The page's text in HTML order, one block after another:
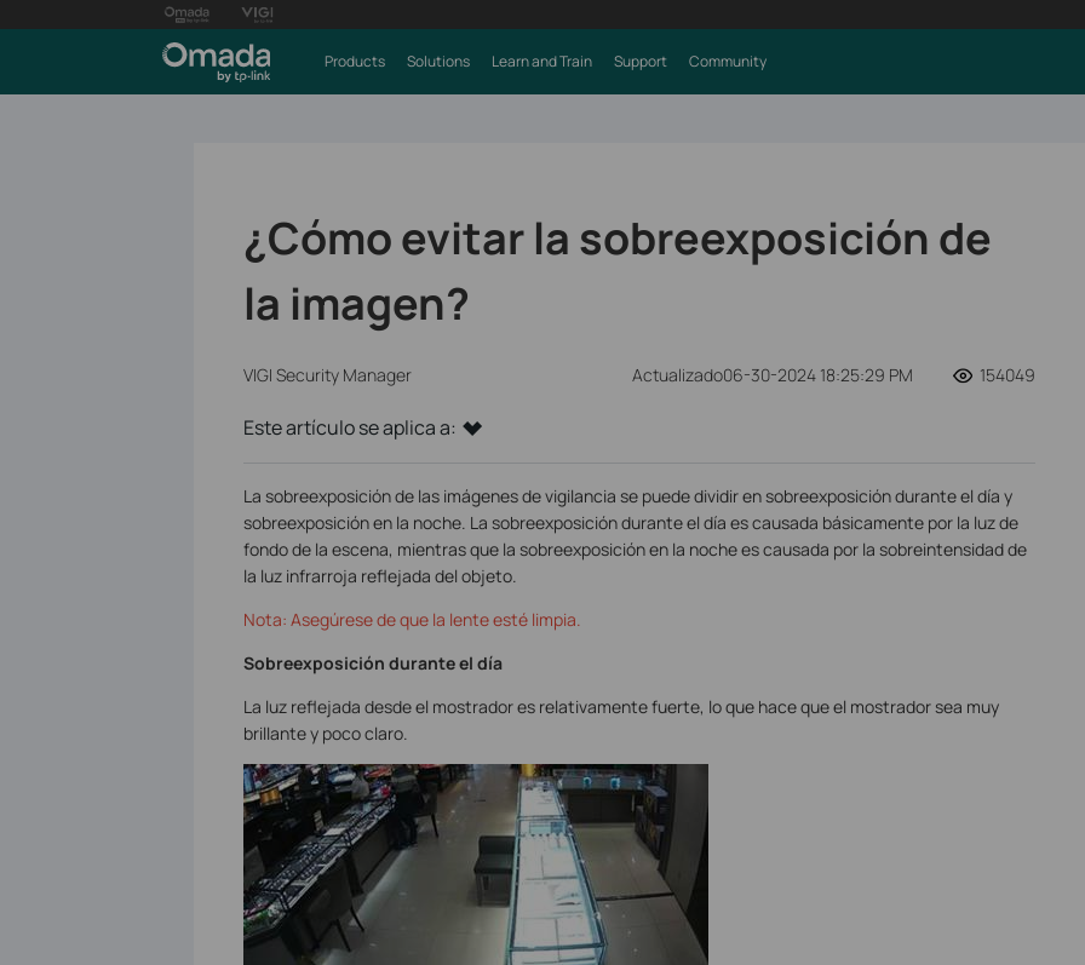
Products Solutions Learn and Train Support Community
¿Cómo evitar la sobreexposición de
la imagen?
VIGI Security Manager Actualizado06-30-2024 18:25:29 PM 154049
Este artículo se aplica a:
La sobreexposición de las imágenes de vigilancia se puede dividir en sobreexposición durante el día y
sobreexposición en la noche. La sobreexposición durante el día es causada básicamente por la luz de
fondo de la escena, mientras que la sobreexposición en la noche es causada por la sobreintensidad de
la luz infrarroja reflejada del objeto.
Nota: Asegúrese de que la lente esté limpia.
Sobreexposición durante el día
La luz reflejada desde el mostrador es relativamente fuerte, lo que hace que el mostrador sea muy
brillante y poco claro.